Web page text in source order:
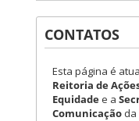
CONTATOS
Esta página é
Reitoria de
Equidadee a
Comunicação da